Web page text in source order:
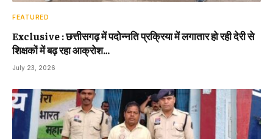
FEATURED
Exclusive : छत्तीसगढ़ में पदोन्नति प्रक्रिया में लगातार हो रही देरी से
शिक्षकों में बढ़ रहा आक्रोश…
July 23, 2026